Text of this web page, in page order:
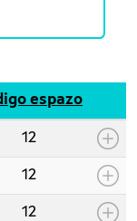
espazo
12
12
12